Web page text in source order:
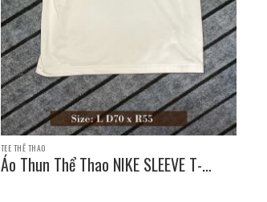
TEE THỂ THAO
Áo Thun Thể Thao NIKE SLEEVE T-